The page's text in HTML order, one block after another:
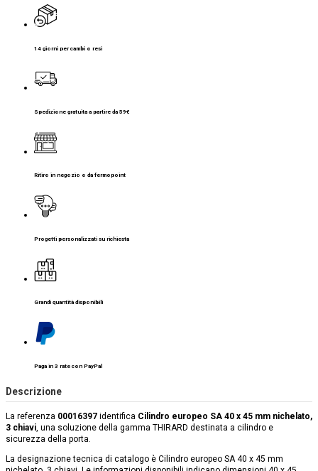
14 giorni per cambi o resi
Spedizione gratuita a partire da 59€
Ritiro in negozio o da fermopoint
Progetti personalizzati su richiesta
Grandi quantità disponibili
Paga in 3 rate con PayPal
Descrizione
La referenza 00016397 identifica Cilindro europeo SA 40 x 45 mm nichelato,
3 chiavi, una soluzione della gamma THIRARD destinata a cilindro e
sicurezza della porta.
La designazione tecnica di catalogo è Cilindro europeo SA 40 x 45 mm